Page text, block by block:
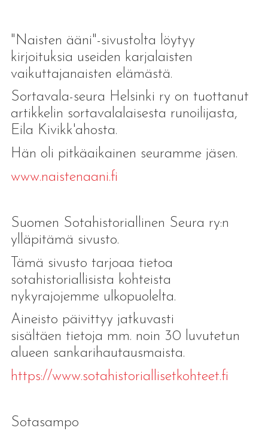
"Naisten ääni"-sivustolta löytyy
kirjoituksia useiden karjalaisten
vaikuttajanaisten elämästä.
Sortavala-seura Helsinki ry on tuottanut
artikkelin sortavalalaisesta runoilijasta,
Eila Kivikk'ahosta.
Hän oli pitkäaikainen seuramme jäsen.
www.naistenaani.fi
Suomen Sotahistoriallinen Seura ry:n
ylläpitämä sivusto.
Tämä sivusto tarjoaa tietoa
sotahistoriallisista kohteista
nykyrajojemme ulkopuolelta.
Aineisto päivittyy jatkuvasti
sisältäen tietoja mm. noin 30 luvutetun
alueen sankarihautausmaista.
https://www.sotahistoriallisetkohteet.fi
Sotasampo